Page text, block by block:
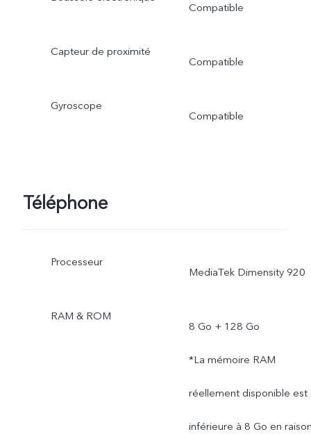
Compatible
Capteur de proximité
Compatible
Gyroscope
Compatible
Téléphone
Processeur
MediaTek Dimensity 920
RAM & ROM
8 Go + 128 Go
*La mémoire RAM
réellement disponible est
inférieure à 8 Go en